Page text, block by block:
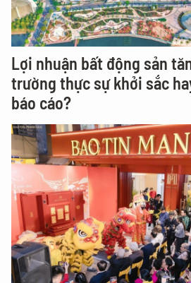
Lợi nhuận bất động sản
trường thực sự khởi sắc
báo cáo?